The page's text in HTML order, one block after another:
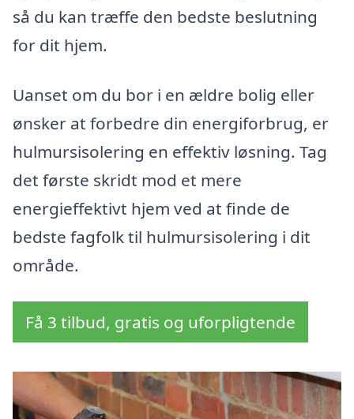
så du kan træffe den bedste beslutning
for dit hjem.
Uanset om du bor i en ældre bolig eller
ønsker at forbedre din energiforbrug, er
hulmursisolering en effektiv løsning. Tag
det første skridt mod et mere
energieffektivt hjem ved at finde de
bedste fagfolk til hulmursisolering i dit
område.
Få 3 tilbud, gratis og uforpligtende